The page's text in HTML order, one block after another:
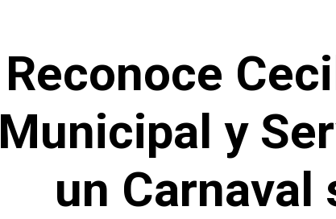
Reconoce
Municipal y
un